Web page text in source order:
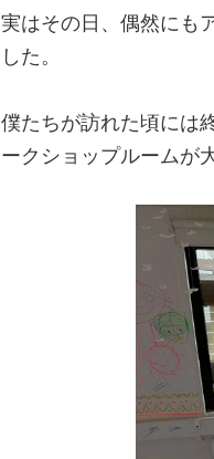
実はその日、偶然にも
した。
僕たちが訪れた頃には
ークショップルームが